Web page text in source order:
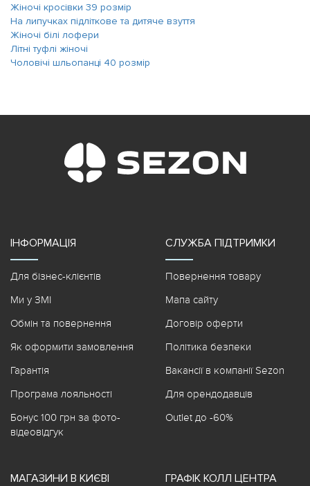
Жіночі кросівки 39 розмір
На липучках підліткове та дитяче взуття
Жіночі білі лофери
Літні туфлі жіночі
Чоловічі шльопанці 40 розмір
ІНФОРМАЦІЯ
Для бізнес-клієнтів
Ми у ЗМІ
Обмін та повернення
Як оформити замовлення
Гарантія
Програма лояльності
Бонус 100 грн за фото-
відеовідгук
СЛУЖБА ПІДТРИМКИ
Повернення товару
Мапа сайту
Договір оферти
Політика безпеки
Вакансії в компанії Sezon
Для орендодавців
Outlet до -60%
МАГАЗИНИ В КИЄВІ ГРАФІК КОЛЛ ЦЕНТРА